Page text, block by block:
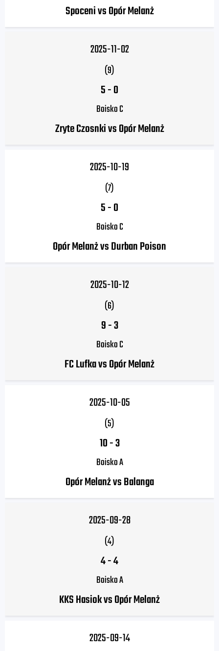
Spoceni vs Opór Melanż
2025-11-02
(9)
5-0
Boisko C
Zryte Czosnki vs Opór Melanż
2025-10-19
(7)
5-0
Boisko C
Opór Melanż vs Durban Poison
2025-10-12
(6)
9-3
Boisko C
FC Lufka vs Opór Melanż
2025-10-05
(5)
10-3
Boisko A
Opór Melanż vs Balanga
2025-09-28
(4)
4-4
Boisko A
KKS Hasiok vs Opór Melanż
2025-09-14